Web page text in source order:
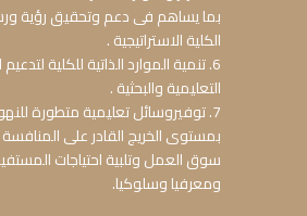
بما يساهم فى دعم وتحقيق رؤية
الكلية الاستراتيجية .
6. تنمية الموارد الذاتية للكلية
التعليمية والبحثية .
7. توفيروسائل تعلیمیة متطورة
بمستوى الخریج القادر على
سوق العمل وتلبیة احتیاجات
ومعرفیا وسلوكیا.